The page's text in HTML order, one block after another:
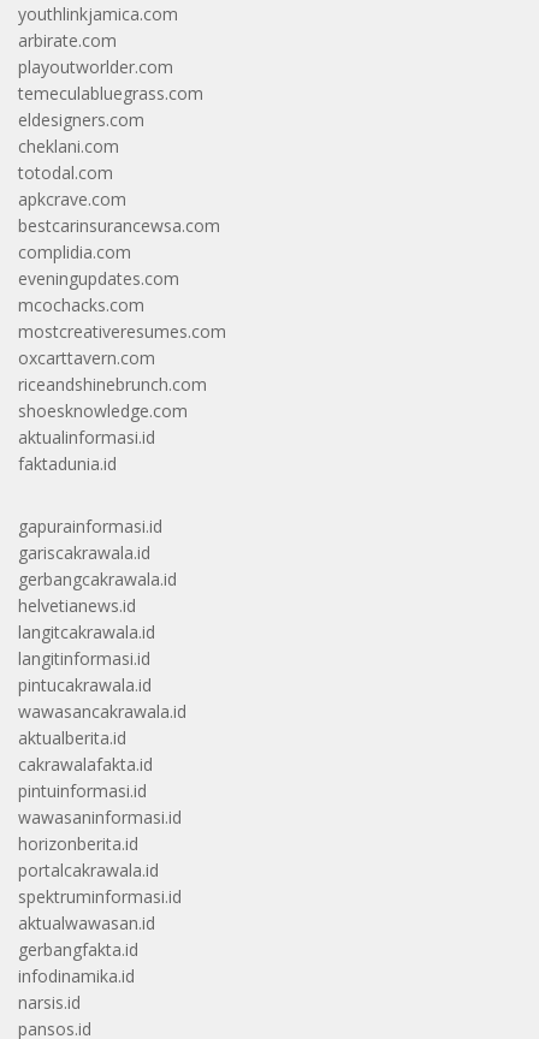
youthlinkjamica.com
arbirate.com
playoutworlder.com
temeculabluegrass.com
eldesigners.com
cheklani.com
totodal.com
apkcrave.com
bestcarinsurancewsa.com
complidia.com
eveningupdates.com
mcochacks.com
mostcreativeresumes.com
oxcarttavern.com
riceandshinebrunch.com
shoesknowledge.com
aktualinformasi.id
faktadunia.id
gapurainformasi.id
gariscakrawala.id
gerbangcakrawala.id
helvetianews.id
langitcakrawala.id
langitinformasi.id
pintucakrawala.id
wawasancakrawala.id
aktualberita.id
cakrawalafakta.id
pintuinformasi.id
wawasaninformasi.id
horizonberita.id
portalcakrawala.id
spektruminformasi.id
aktualwawasan.id
gerbangfakta.id
infodinamika.id
narsis.id
pansos.id